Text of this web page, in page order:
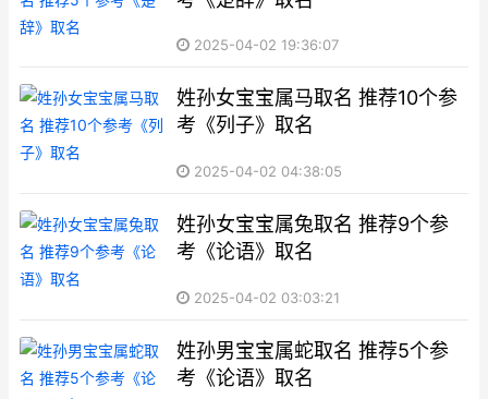
2025-04-02 19:36:07
姓孙女宝宝属马取名 推荐10个参
考《列子》取名
2025-04-02 04:38:05
姓孙女宝宝属兔取名 推荐9个参
考《论语》取名
2025-04-02 03:03:21
姓孙男宝宝属蛇取名 推荐5个参
考《论语》取名